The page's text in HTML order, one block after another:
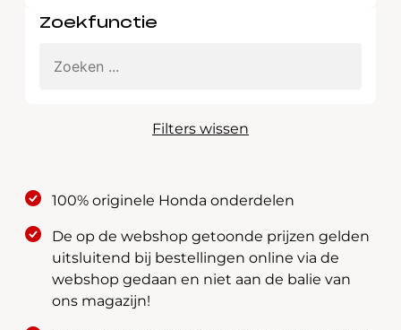
Zoekfunctie
Filters wissen
100% originele Honda onderdelen
De op de webshop getoonde prijzen gelden
uitsluitend bij bestellingen online via de
webshop gedaan en niet aan de balie van
ons magazijn!